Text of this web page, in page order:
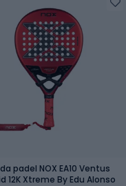
padel NOX EA10 Ventus
12K Xtreme By Edu Alonso